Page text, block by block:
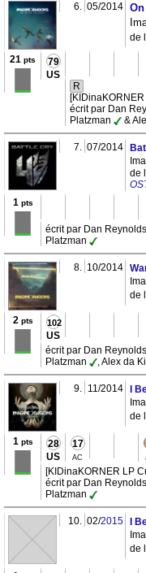
6. 05/2014
de
21 pts 79
US
R
écrit par Dan
Platzman
&
7. 07/2014
de
1 pts
écrit par Dan
Platzman
8. 10/2014
de
2 pts
102
US
écrit par Dan
Platzman
, Alex da
9. 11/2014
I
de
1 pts 28
US
17
AC
[KIDinaKORNER LP
écrit par Dan
Platzman
10. 02/2015
I
de